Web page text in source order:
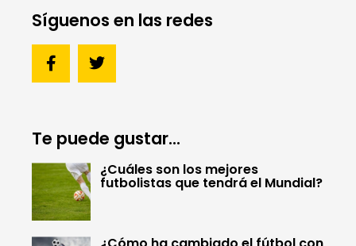
Síguenos en las redes
Te puede gustar...
¿Cuáles son los mejores
futbolistas que tendrá el Mundial?